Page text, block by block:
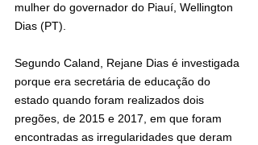
mulher do governador do Piauí, Wellington
Dias (PT).
Segundo Caland, Rejane Dias é investigada
porque era secretária de educação do
estado quando foram realizados dois
pregões, de 2015 e 2017, em que foram
encontradas as irregularidades que deram